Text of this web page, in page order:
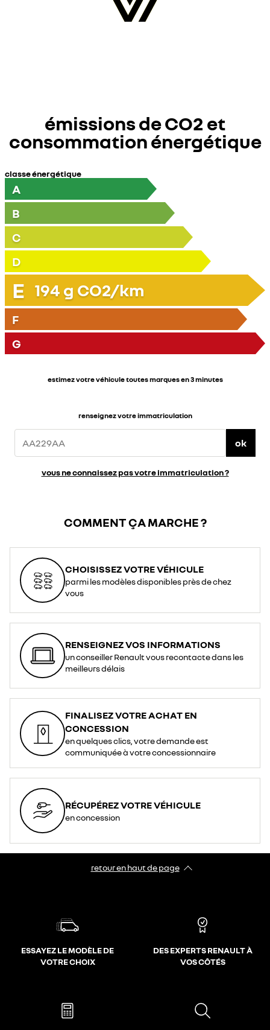
émissions de CO2 et
consommation énergétique
classe énergétique
A
B
C
D
E 194 g CO2/km
F
G
estimez votre véhicule toutes marques en 3 minutes
renseignez votre immatriculation
ok
vous ne connaissez pas votre immatriculation ?
COMMENT ÇA MARCHE ?
CHOISISSEZ VOTRE VÉHICULE
parmi les modèles disponibles près de chez
vous
RENSEIGNEZ VOS INFORMATIONS
un conseiller Renault vous recontacte dans les
meilleurs délais
FINALISEZ VOTRE ACHAT EN
CONCESSION
en quelques clics, votre demande est
communiquée à votre concessionnaire
RÉCUPÉREZ VOTRE VÉHICULE
en concession
retour en haut de page​
ESSAYEZ LE MODÈLE DE
VOTRE CHOIX
DES EXPERTS RENAULT À
VOS CÔTÉS